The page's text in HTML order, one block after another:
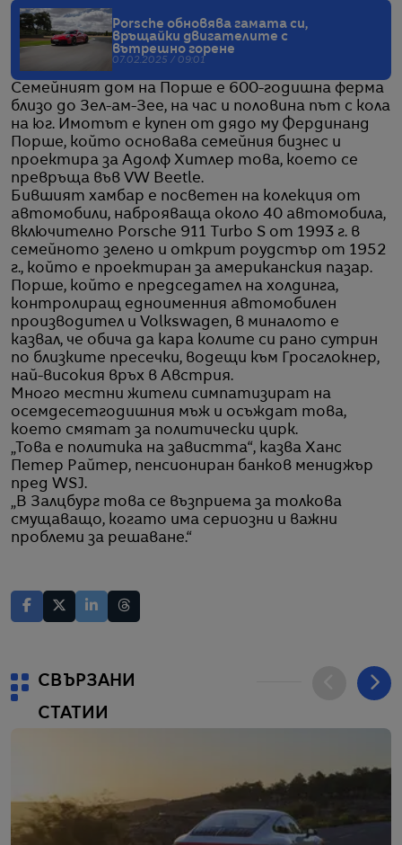
Porsche обновява гамата си,
връщайки двигателите с
вътрешно горене
07.02.2025 / 09:01
Семейният дом на Порше е 600-годишна ферма
близо до Зел-ам-Зее, на час и половина път с кола
на юг. Имотът е купен от дядо му Фердинанд
Порше, който основава семейния бизнес и
проектира за Адолф Хитлер това, което се
превръща във VW Beetle.
Бившият хамбар е посветен на колекция от
автомобили, наброяваща около 40 автомобила,
включително Porsche 911 Turbo S от 1993 г. в
семейното зелено и открит роудстър от 1952
г., който е проектиран за американския пазар.
Порше, който е председател на холдинга,
контролиращ едноименния автомобилен
производител и Volkswagen, в миналото е
казвал, че обича да кара колите си рано сутрин
по близките пресечки, водещи към Гросглокнер,
най-високия връх в Австрия.
Много местни жители симпатизират на
осемдесетгодишния мъж и осъждат това,
което смятат за политически цирк.
„Това е политика на завистта“, казва Ханс
Петер Райтер, пенсиониран банков мениджър
пред WSJ.
„В Залцбург това се възприема за толкова
смущаващо, когато има сериозни и важни
проблеми за решаване.“
СВЪРЗАНИ
СТАТИИ